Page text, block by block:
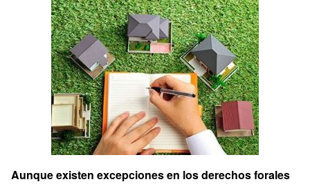
Aunque existen excepciones en los derechos forales